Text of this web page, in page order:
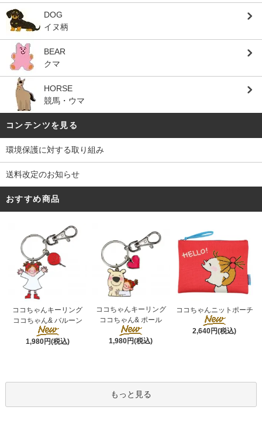
DOG
イヌ柄
BEAR
クマ
HORSE
競馬・ウマ
コンテンツを見る
環境保護に対する取り組み
送料改定のお知らせ
おすすめ商品
ココちゃんキーリング
ココちゃん& バルーン
1,980円(税込)
ココちゃんキーリング
ココちゃん& ポール
1,980円(税込)
ココちゃんニットポーチ
2,640円(税込)
もっと見る